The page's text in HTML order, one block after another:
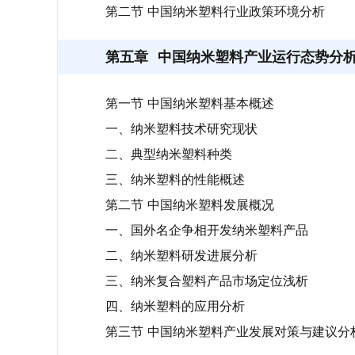
第二节 中国纳米塑料行业政策环境分析
第五章 中国纳米塑料产业运行态势分
第一节 中国纳米塑料基本概述
一、纳米塑料技术研究现状
二、典型纳米塑料种类
三、纳米塑料的性能概述
第二节 中国纳米塑料发展概况
一、国外名企争相开发纳米塑料产品
二、纳米塑料研发进展分析
三、纳米复合塑料产品市场定位浅析
四、纳米塑料的应用分析
第三节 中国纳米塑料产业发展对策与建议分